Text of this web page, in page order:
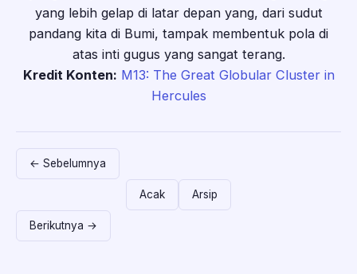
yang lebih gelap di latar depan yang, dari sudut
pandang kita di Bumi, tampak membentuk pola di
atas inti gugus yang sangat terang.
Kredit Konten: M13: The Great Globular Cluster in
Hercules
← Sebelumnya
Acak Arsip
Berikutnya →